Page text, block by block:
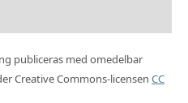
publiceras med omedelbar
Creative Commons-licensen CC